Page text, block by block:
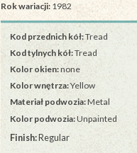
Rok wariacji: 1982
Kod przednich kół:Tread
Kod tylnych kół:Tread
Kolor okien:none
Kolor wnętrza:Yellow
Materiał podwozia:Metal
Kolor podwozia:Unpainted
Finish:Regular